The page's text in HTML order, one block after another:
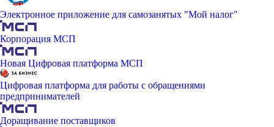
Электронное приложение для самозанятых "Мой налог"
Корпорация МСП
Новая Цифровая платформа МСП
Цифровая платформа для работы с обращениями
предпринимателей
Доращивание поставщиков